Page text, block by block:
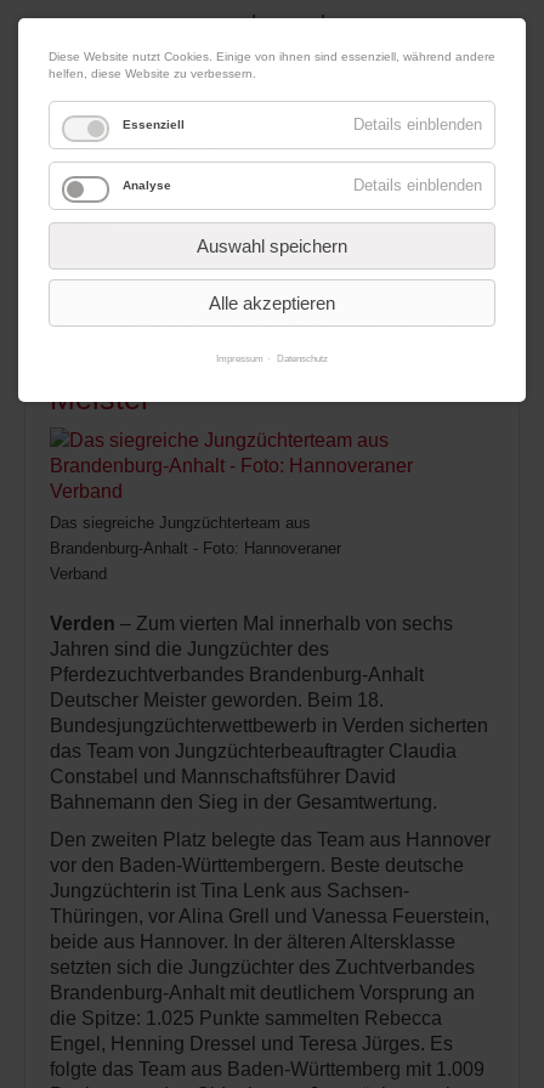
07. August 2026 Impressum|Kontakt|Datenschutz
Werbung
Menü
von Redaktion
Jungzüchter aus Brandenburg-
Anhalt sind neuer Deutscher
Meister
Das siegreiche Jungzüchterteam aus
Brandenburg-Anhalt - Foto: Hannoveraner
Verband
Verden – Zum vierten Mal innerhalb von sechs
Jahren sind die Jungzüchter des
Pferdezuchtverbandes Brandenburg-Anhalt
Deutscher Meister geworden. Beim 18.
Bundesjungzüchterwettbewerb in Verden sicherten
das Team von Jungzüchterbeauftragter Claudia
Constabel und Mannschaftsführer David
Bahnemann den Sieg in der Gesamtwertung.
Den zweiten Platz belegte das Team aus Hannover
vor den Baden-Württembergern. Beste deutsche
Jungzüchterin ist Tina Lenk aus Sachsen-
Thüringen, vor Alina Grell und Vanessa Feuerstein,
beide aus Hannover. In der älteren Altersklasse
setzten sich die Jungzüchter des Zuchtverbandes
Brandenburg-Anhalt mit deutlichem Vorsprung an
die Spitze: 1.025 Punkte sammelten Rebecca
Engel, Henning Dressel und Teresa Jürges. Es
folgte das Team aus Baden-Württemberg mit 1.009
Diese Website nutzt Cookies. Einige von ihnen sind essenziell, während andere
helfen, diese Website zu verbessern.
Essenziell Details einblenden
Analyse Details einblenden
Auswahl speichern
Alle akzeptieren
Impressum Datenschutz